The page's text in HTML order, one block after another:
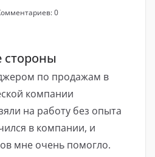
0
по продажам в
компании
на работу без опыта
в компании, и
мне очень помогло.